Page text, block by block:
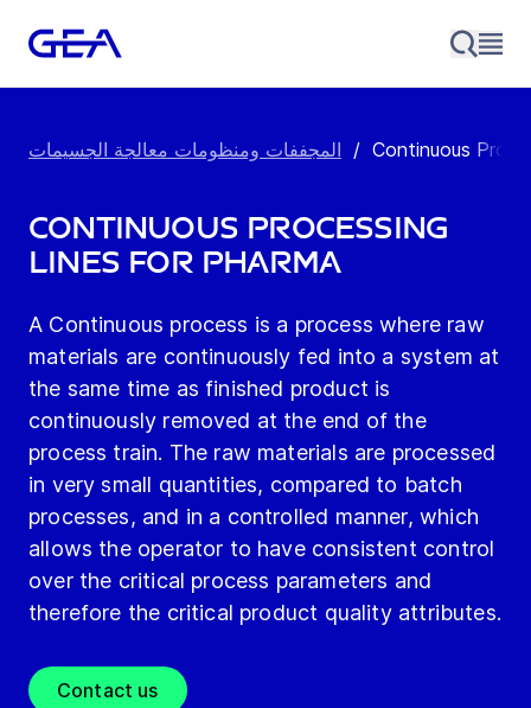
المجففات ومنظومات معالجة الجسيمات / Continuous
Continuous Processing
Lines for Pharma
A Continuous process is a process where raw
materials are continuously fed into a system at
the same time as finished product is
continuously removed at the end of the
process train. The raw materials are processed
in very small quantities, compared to batch
processes, and in a controlled manner, which
allows the operator to have consistent control
over the critical process parameters and
therefore the critical product quality attributes.
Contact us